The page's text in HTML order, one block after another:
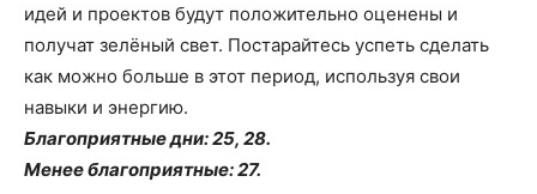
идей и проектов будут положительно оценены и
получат зелёный свет. Постарайтесь успеть сделать
как можно больше в этот период, используя свои
навыки и энергию.
Благоприятные дни: 25, 28.
Менее благоприятные: 27.